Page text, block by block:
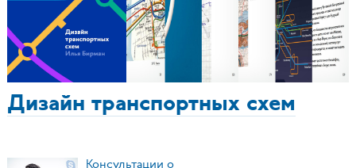
Дизайн транспортных схем
Консультации о